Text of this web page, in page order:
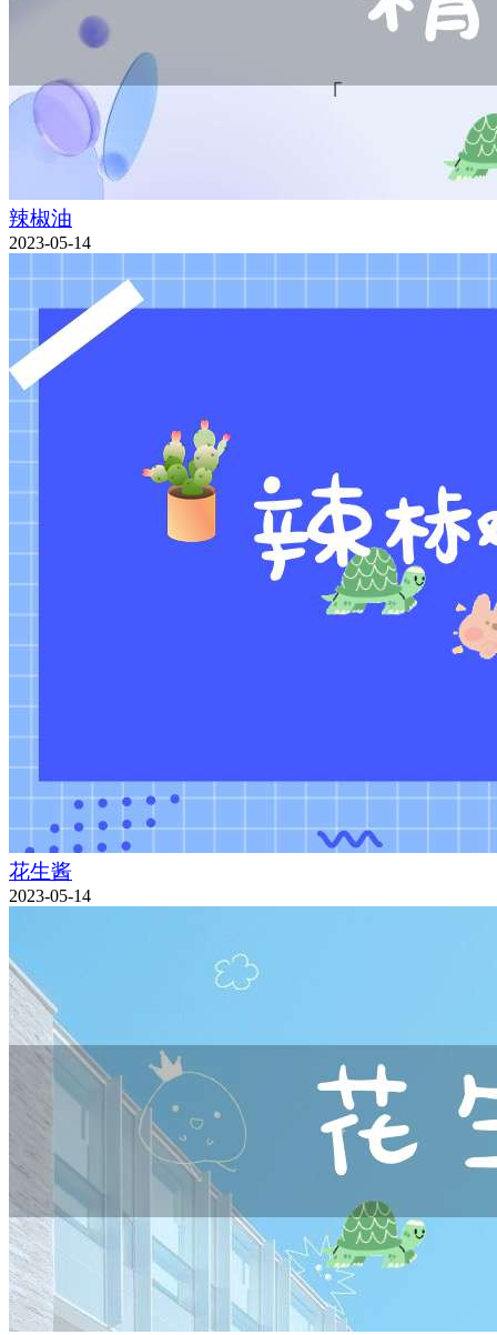
辣椒油
2023-05-14
花生酱
2023-05-14